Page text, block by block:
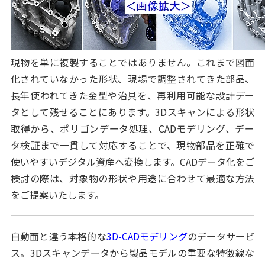
現物を単に複製することではありません。これまで図面
化されていなかった形状、現場で調整されてきた部品、
長年使われてきた金型や治具を、再利用可能な設計デー
タとして残せることにあります。3Dスキャンによる形状
取得から、ポリゴンデータ処理、CADモデリング、デー
タ検証まで一貫して対応することで、現物部品を正確で
使いやすいデジタル資産へ変換します。CADデータ化をご
検討の際は、対象物の形状や用途に合わせて最適な方法
をご提案いたします。
自動面と違う本格的な3D-CADモデリングのデータサービ
ス。3Dスキャンデータから製品モデルの重要な特徴線な